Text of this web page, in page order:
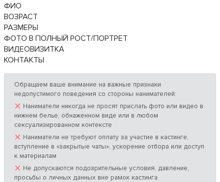
ФИО
ВОЗРАСТ
РАЗМЕРЫ
ФОТО В ПОЛНЫЙ РОСТ/ПОРТРЕТ
ВИДЕОВИЗИТКА
КОНТАКТЫ
Обращаем ваше внимание на важные признаки
недопустимого поведения со стороны нанимателей:
× Наниматели никогда не просят прислать фото или видео в
нижнем белье, обнаженном виде или в любом
сексуализированном контексте
× Наниматели не требуют оплату за участие в кастинге,
вступление в «закрытые чаты», ускорение отбора или доступ
к материалам
× Не допускаются подозрительные условия, давление,
просьбы о личных данных вне рамок кастинга